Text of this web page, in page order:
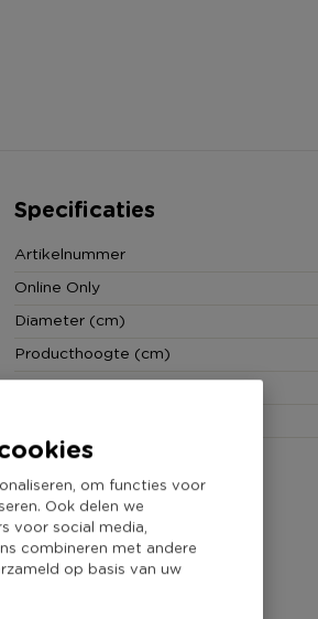
om functies voor
Ook delen we
voor social media,
combineren met andere
op basis van uw
Specificaties
Artikelnummer
Online Only
Diameter (cm)
Producthoogte (cm)
Kleur
Duurzaamheidsscore